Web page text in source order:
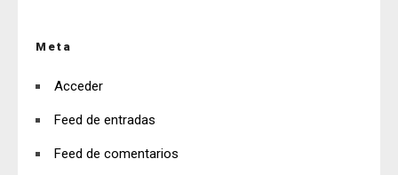
Meta
Acceder
Feed de entradas
Feed de comentarios